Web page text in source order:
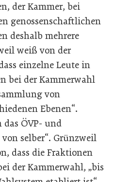
der Kammer, bei
genossenschaftlichen
deshalb mehrere
weiß von der
einzelne Leute in
bei der Kammerwahl
von
Ebenen“.
ÖVP- und
selber“. Grünzweil
dass die Fraktionen
der Kammerwahl, „bis